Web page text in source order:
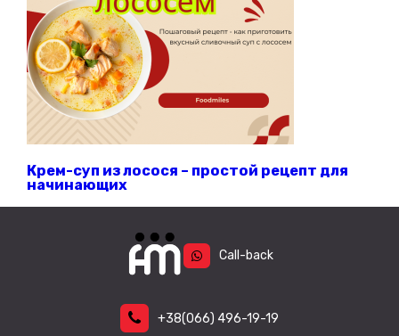
Крем-суп из лосося – простой рецепт для
начинающих
Call-back
+38(066) 496-19-19